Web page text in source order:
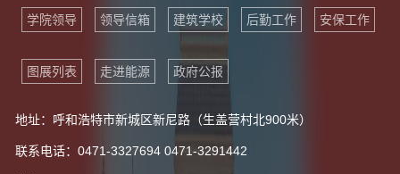
学院领导 领导信箱 建筑学校 后勤工作 安保工作
图展列表 走进能源 政府公报
地址：呼和浩特市新城区新尼路（生盖营村北900米）
联系电话：0471-3327694 0471-3291442